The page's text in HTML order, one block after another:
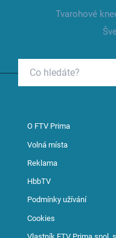
Tvarohové
O FTV Prima
Volná místa
Reklama
HbbTV
Podmínky užívání
Cookies